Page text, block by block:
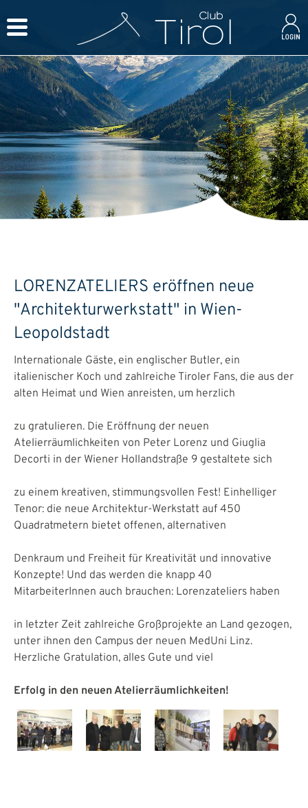
LORENZATELIERS eröffnen neue
"Architekturwerkstatt" in Wien-
Leopoldstadt
Internationale Gäste, ein englischer Butler, ein
italienischer Koch und zahlreiche Tiroler Fans, die aus der
alten Heimat und Wien anreisten, um herzlich
zu gratulieren. Die Eröffnung der neuen
Atelierräumlichkeiten von Peter Lorenz und Giuglia
Decorti in der Wiener Hollandstraße 9 gestaltete sich
zu einem kreativen, stimmungsvollen Fest! Einhelliger
Tenor: die neue Architektur-Werkstatt auf 450
Quadratmetern bietet offenen, alternativen
Denkraum und Freiheit für Kreativität und innovative
Konzepte! Und das werden die knapp 40
MitarbeiterInnen auch brauchen: Lorenzateliers haben
in letzter Zeit zahlreiche Großprojekte an Land gezogen,
unter ihnen den Campus der neuen MedUni Linz.
Herzliche Gratulation, alles Gute und viel
Erfolg in den neuen Atelierräumlichkeiten!